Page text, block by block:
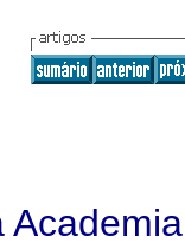
Academia